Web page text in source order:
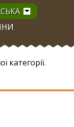
категорії.